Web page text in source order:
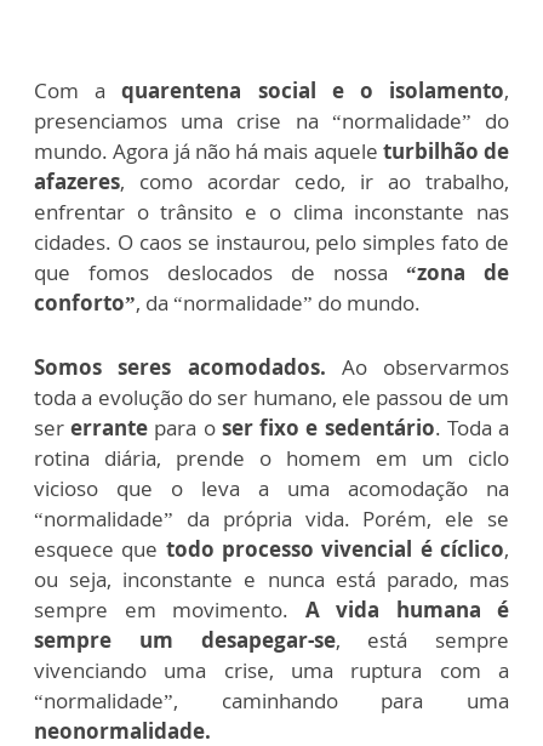
Com aquarentena social e o isolamento,
presenciamos uma crise na “normalidade” do
mundo. Agora já não há mais aquele turbilhão de
afazeres, como acordar cedo, ir ao trabalho,
enfrentar o trânsito e o clima inconstante nas
cidades. O caos se instaurou, pelo simples fato de
que fomos deslocados de nossa “zona de
conforto”, da “normalidade” do mundo.
Somos seres acomodados. Ao observarmos
toda a evolução do ser humano, ele passou de um
sererrante para oser fixo e sedentário. Toda a
rotina diária, prende o homem em um ciclo
vicioso que o leva a uma acomodação na
“normalidade” da própria vida. Porém, ele se
esquece que todo processo vivencial é cíclico,
ou seja, inconstante e nunca está parado, mas
sempre em movimento. A vida humana é
sempre um desapegar-se, está sempre
vivenciando uma crise, uma ruptura com a
“normalidade”, caminhando para uma
neonormalidade.